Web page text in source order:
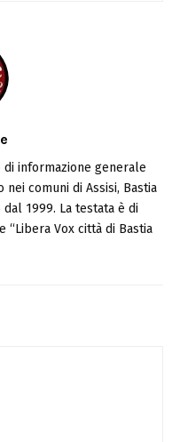
informazione generale
comuni di Assisi, Bastia
1999. La testata è di
“Libera Vox città di Bastia